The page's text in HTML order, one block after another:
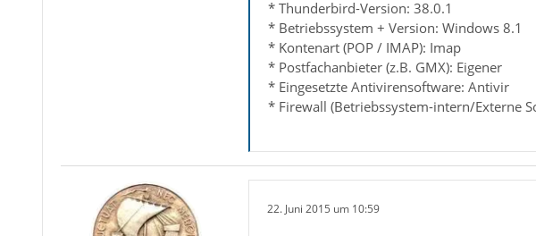
* Thunderbird-Version: 38.0.1
* Betriebssystem + Version: Windows 8.1
* Kontenart (POP / IMAP): Imap
* Postfachanbieter (z.B. GMX): Eigener
* Eingesetzte Antivirensoftware: Antivir
* Firewall (Betriebssystem-intern/Externe
22. Juni 2015 um 10:59